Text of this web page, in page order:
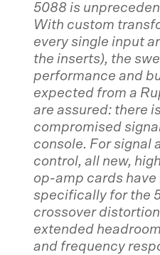
5088 is
With custom
every single input
the inserts), the
performance and
expected from a
are assured: there
compromised
console. For signal
control, all new,
op-amp cards
specifically for the
crossover
extended
and frequency